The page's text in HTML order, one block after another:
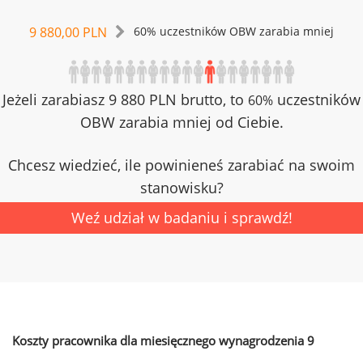
9 880,00 PLN 60% uczestników OBW zarabia mniej
Jeżeli zarabiasz 9 880 PLN brutto, to 60% uczestników
OBW zarabia mniej od Ciebie.
Chcesz wiedzieć, ile powinieneś zarabiać na swoim
stanowisku?
Weź udział w badaniu i sprawdź!
Koszty pracownika dla miesięcznego wynagrodzenia 9